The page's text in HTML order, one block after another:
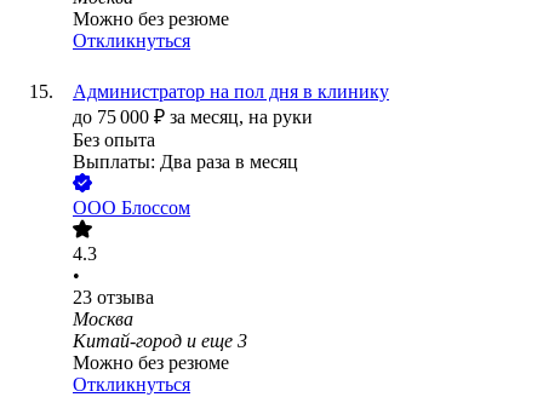
Можно без резюме
Откликнуться
Администратор на пол дня в клинику
до 75 000 ₽ за месяц, на руки
Без опыта
Выплаты: Два раза в месяц
ООО Блоссом
4.3
•
23 отзыва
Москва
Китай-город и еще 3
Можно без резюме
Откликнуться